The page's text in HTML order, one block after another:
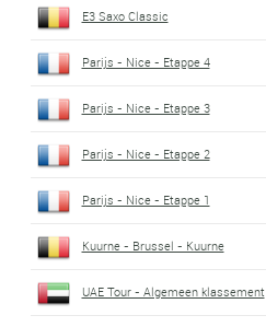
E3 Saxo Classic
Parijs - Nice - Etappe 4
Parijs - Nice - Etappe 3
Parijs - Nice - Etappe 2
Parijs - Nice - Etappe 1
Kuurne - Brussel - Kuurne
UAE Tour - Algemeen klassement